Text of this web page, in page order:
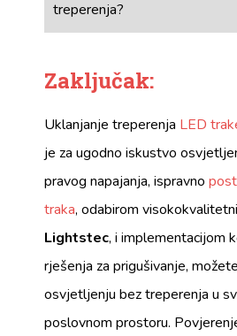
treperenja?
Zaključak:
Uklanjanje treperenja LED
je za ugodno iskustvo
pravog napajanja, ispravno
traka, odabirom
Lightstec, i implementacijom
rješenja za prigušivanje,
osvjetljenju bez treperenja u
poslovnom prostoru.